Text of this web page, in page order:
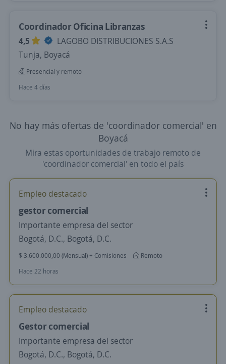
Coordinador Oficina Libranzas
4,5
LAGOBO DISTRIBUCIONES S.A.S
Tunja, Boyacá
Presencial y remoto
Hace 4 días
No hay más ofertas de 'coordinador comercial' en
Boyacá
Mira estas oportunidades de trabajo remoto de
'coordinador comercial' en todo el país
Empleo destacado
gestor comercial
Importante empresa del sector
Bogotá, D.C., Bogotá, D.C.
$ 3.600.000,00 (Mensual) + Comisiones
Remoto
Hace 22 horas
Empleo destacado
Gestor comercial
Importante empresa del sector
Bogotá, D.C., Bogotá, D.C.